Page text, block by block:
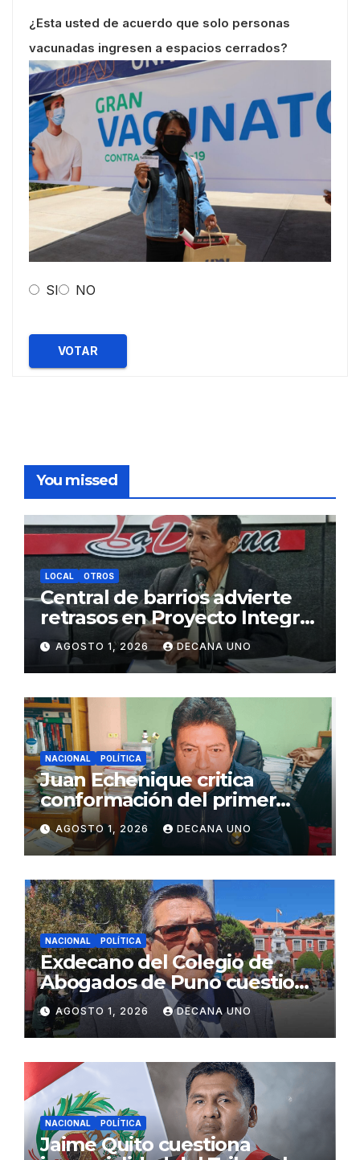
¿Esta usted de acuerdo que solo personas
vacunadas ingresen a espacios cerrados?
SI NO
VOTAR
You missed
LOCAL OTROS
Central de barrios advierte
retrasos en Proyecto Integral
de Agua y Alcantarillado para
Juliaca
AGOSTO 1, 2026 DECANA UNO
NACIONAL POLÍTICA
Juan Echenique critica
conformación del primer
gabinete ministerial de Keiko
Fujimori
AGOSTO 1, 2026 DECANA UNO
NACIONAL POLÍTICA
Exdecano del Colegio de
Abogados de Puno cuestiona
propuestas sobre seguridad
ciudadana
AGOSTO 1, 2026 DECANA UNO
NACIONAL POLÍTICA
Jaime Quito cuestiona